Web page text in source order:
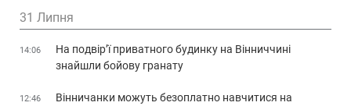
31 Липня
14:06
На подвір’ї приватного будинку на Вінниччині
знайшли бойову гранату
12:46
Вінничанки можуть безоплатно навчитися на